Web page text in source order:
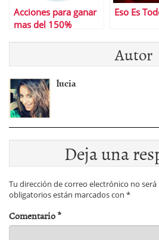
Acciones para ganar
mas del 150%
Eso Es
Autor
lucia
Deja una
Tu dirección de correo electrónico no
obligatorios están marcados con *
Comentario*